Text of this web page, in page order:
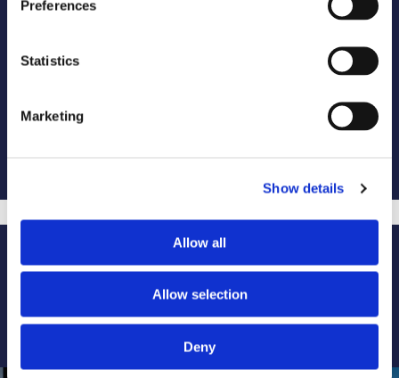
Preferences
Statistics
Marketing
Show details
Allow all
Allow selection
Deny
Más eventos RPM Sports: